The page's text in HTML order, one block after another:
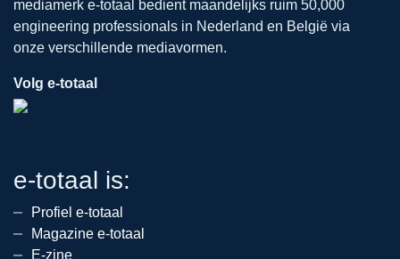
mediamerk e-totaal bedient maandelijks ruim 50,000
engineering professionals in Nederland en België via
onze verschillende mediavormen.
Volg e-totaal
e-totaal is:
Profiel e-totaal
Magazine e-totaal
E-zine